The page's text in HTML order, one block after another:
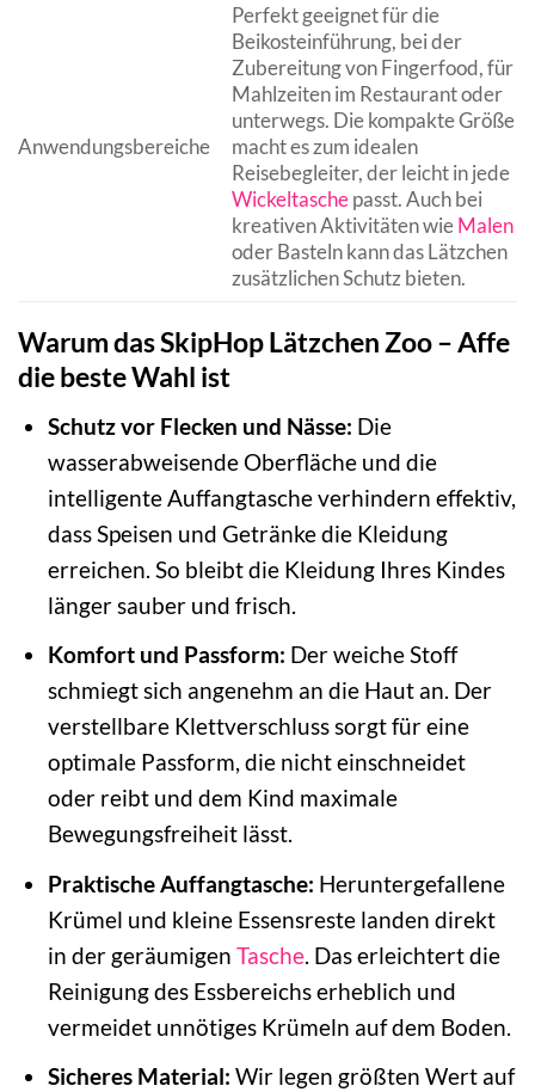
Anwendungsbereiche
Perfekt geeignet für die
Beikosteinführung, bei der
Zubereitung von Fingerfood, für
Mahlzeiten im Restaurant oder
unterwegs. Die kompakte Größe
macht es zum idealen
Reisebegleiter, der leicht in jede
Wickeltaschepasst. Auch bei
kreativen Aktivitäten wieMalen
oder Basteln kann das Lätzchen
zusätzlichen Schutz bieten.
Warum das SkipHop Lätzchen Zoo – Affe
die beste Wahl ist
Schutz vor Flecken und Nässe: Die
wasserabweisende Oberfläche und die
intelligente Auffangtasche verhindern effektiv,
dass Speisen und Getränke die Kleidung
erreichen. So bleibt die Kleidung Ihres Kindes
länger sauber und frisch.
Komfort und Passform: Der weiche Stoff
schmiegt sich angenehm an die Haut an. Der
verstellbare Klettverschluss sorgt für eine
optimale Passform, die nicht einschneidet
oder reibt und dem Kind maximale
Bewegungsfreiheit lässt.
Praktische Auffangtasche: Heruntergefallene
Krümel und kleine Essensreste landen direkt
in der geräumigen Tasche. Das erleichtert die
Reinigung des Essbereichs erheblich und
vermeidet unnötiges Krümeln auf dem Boden.
Sicheres Material: Wir legen größten Wert auf